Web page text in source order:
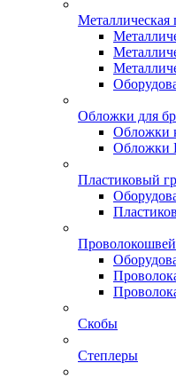
Металлическая
Обложки для
Обложки
Пластиковый
Скобы
Степлеры